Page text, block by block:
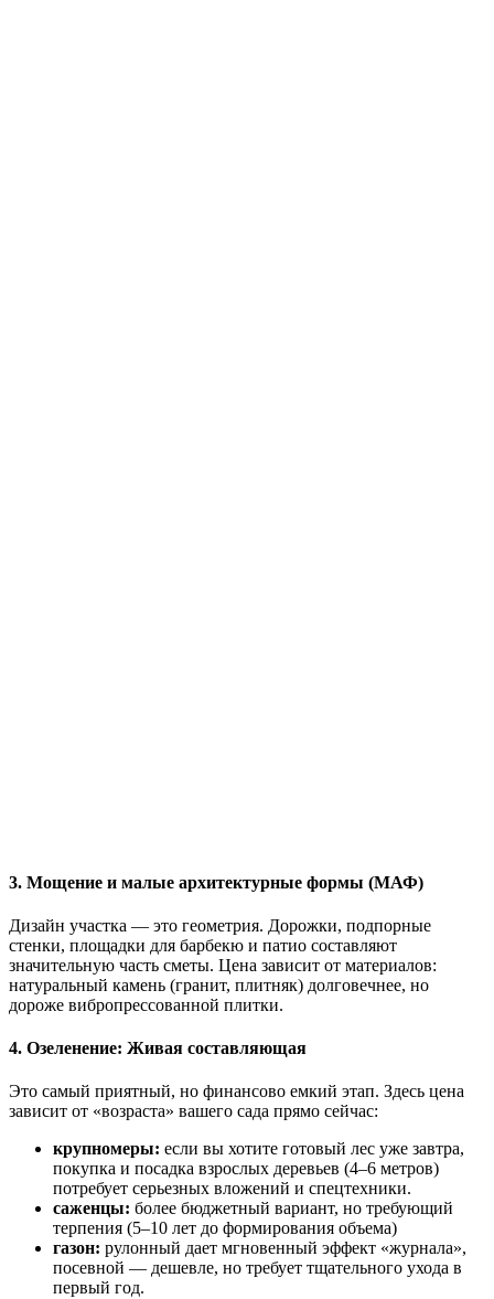
3. Мощение и малые архитектурные формы (МАФ)
Дизайн участка — это геометрия. Дорожки, подпорные
стенки, площадки для барбекю и патио составляют
значительную часть сметы. Цена зависит от материалов:
натуральный камень (гранит, плитняк) долговечнее, но
дороже вибропрессованной плитки.
4. Озеленение: Живая составляющая
Это самый приятный, но финансово емкий этап. Здесь цена
зависит от «возраста» вашего сада прямо сейчас:
крупномеры: если вы хотите готовый лес уже завтра,
покупка и посадка взрослых деревьев (4–6 метров)
потребует серьезных вложений и спецтехники.
саженцы: более бюджетный вариант, но требующий
терпения (5–10 лет до формирования объема)
газон: рулонный дает мгновенный эффект «журнала»,
посевной — дешевле, но требует тщательного ухода в
первый год.